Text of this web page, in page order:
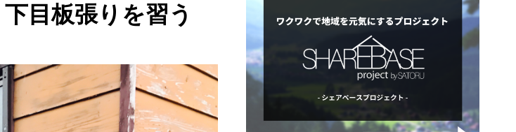
目板張りを習う